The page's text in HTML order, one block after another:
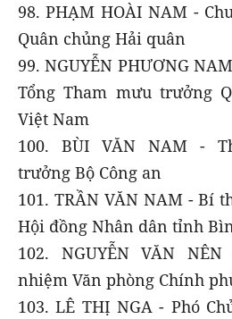
98. PHẠM HOÀI NAM -
Quân chủng Hải quân
99. NGUYỄN PHƯƠNG
Tổng Tham mưu trưởng
Việt Nam
100. BÙI VĂN NAM -
trưởng Bộ Công an
101. TRẦN VĂN NAM - Bí
Hội đồng Nhân dân tỉnh
102. NGUYỄN VĂN
nhiệm Văn phòng Chính
103. LÊ THỊ NGA - Phó